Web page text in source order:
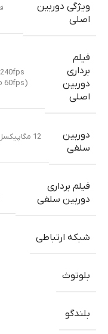
ویژگی دوربین
اصلی
فیلم
برداری
دوربین
اصلی
دوربین
سلفی
فیلم برداری
دوربین سلفی
شبکه ارتباطی
بلوتوث
بلندگو